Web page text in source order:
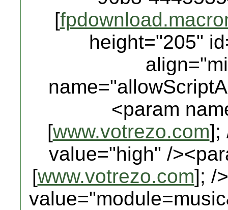
[
height="205"
<param
[www.votrezo.com];
value="high" /
[www.votrezo.com]; /